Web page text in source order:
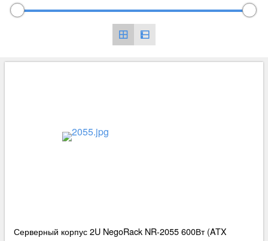
Серверный корпус 2U NegoRack NR-2055 600Вт (ATX